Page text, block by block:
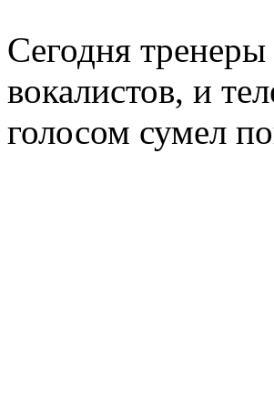
Сегодня
вокалистов, и
голосом сумел